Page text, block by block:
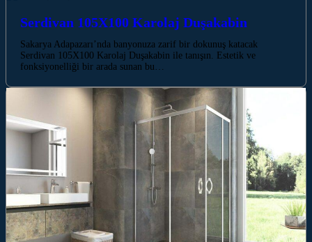
Serdivan 105X100 Karolaj Duşakabin
Sakarya Adapazarı’nda banyonuza zarif bir dokunuş katacak
Serdivan 105X100 Karolaj Duşakabin ile tanışın. Estetik ve
fonksiyonelliği bir arada sunan bu…